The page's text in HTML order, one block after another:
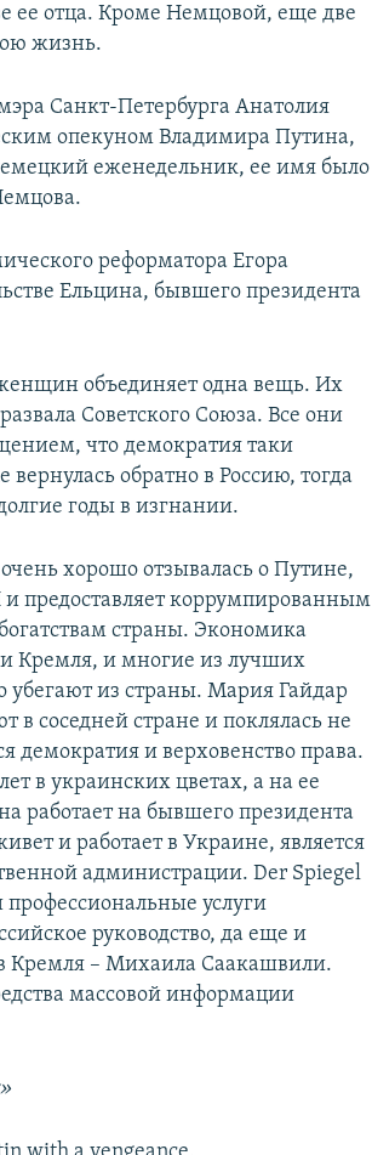
ее отца. Кроме Немцовой, еще две
жизнь.
Санкт-Петербурга Анатолия
опекуном Владимира Путина,
еженедельник, ее имя было
реформатора Егора
Ельцина, бывшего президента
объединяет одна вещь. Их
Советского Союза. Все они
что демократия таки
вернулась обратно в Россию, тогда
годы в изгнании.
хорошо отзывалась о Путине,
предоставляет коррумпированным
страны. Экономика
Кремля, и многие из лучших
убегают из страны. Мария Гайдар
соседней стране и поклялась не
демократия и верховенство права.
в украинских цветах, а на ее
работает на бывшего президента
и работает в Украине, является
администрации. Der Spiegel
услуги
руководство, да еще и
Кремля – Михаила Саакашвили.
массовой информации